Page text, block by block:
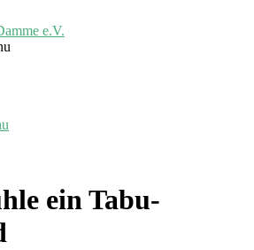
ein Tabu-